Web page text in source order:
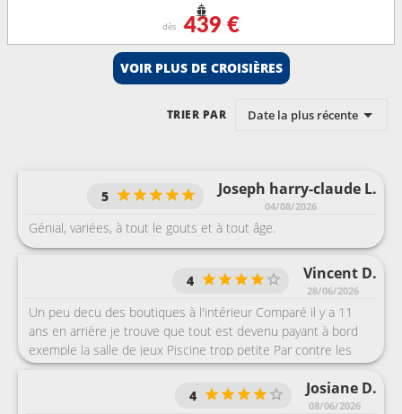
dès 439 €
VOIR PLUS DE CROISIÈRES
TRIER PAR Date la plus récente
Joseph harry-claude L.
04/08/2026
5
Génial, variées, à tout le gouts et à tout âge.
Vincent D.
28/06/2026
4
Un peu decu des boutiques à l'intérieur Comparé il y a 11
ans en arrière je trouve que tout est devenu payant à bord
exemple la salle de jeux Piscine trop petite Par contre les
restaurants sont devenu meilleur qu'avant
Josiane D.
08/06/2026
4